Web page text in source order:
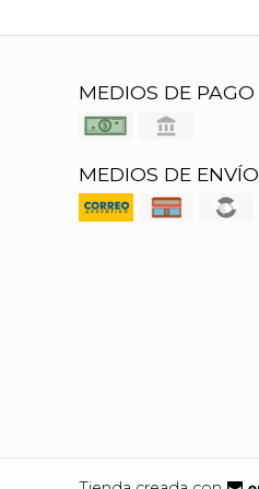
MEDIOS DE PAGO
MEDIOS DE ENVÍO